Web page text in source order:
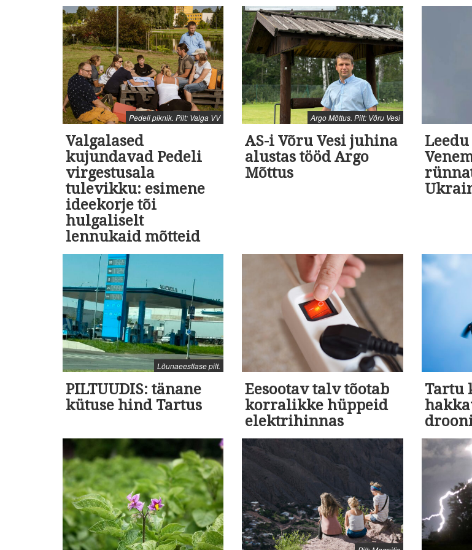
Pedeli piknik. Pilt: Valga VV
Valgalased
kujundavad Pedeli
virgestusala
tulevikku: esimene
ideekorje tõi
hulgaliselt
lennukaid mõtteid
Argo Mõttus. Pilt: Võru Vesi
AS-i Võru Vesi juhina
alustas tööd Argo
Mõttus
Lõunaeestlase pilt.
PILTUUDIS: tänane
kütuse hind Tartus
Eesootav talv tõotab
korralikke hüppeid
elektrihinnas
Tartu